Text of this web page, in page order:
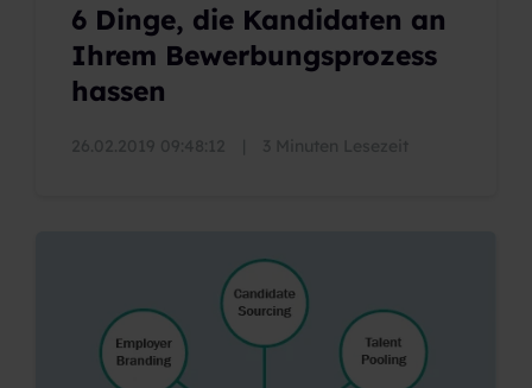
6 Dinge, die Kandidaten an
Ihrem Bewerbungsprozess
hassen